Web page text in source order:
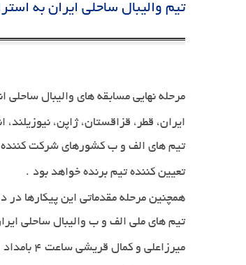
تیم والیبال ساحلی ایران به
ایران، قطر، قزاقستان، ژاپن،
تیم های الف و ب کشورهای شرکت کننده
تعیین کننده تیم برنده خواهد بود .
همچنین مرحله مقدماتی این پیکارها
تیم های ملی الف و ب والیبال ساحلی
میرزاعلی و کمال قریشی ساعت 4 بامداد امروز (یکشنبه) تهران را به مقصد استرالیا ترک کردند